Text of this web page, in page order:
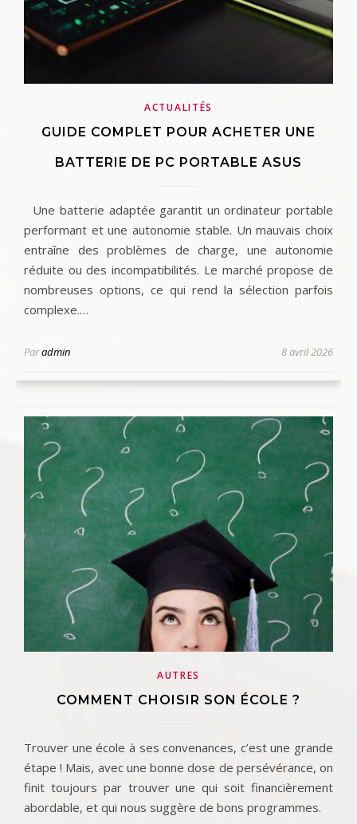
ACTUALITÉS
GUIDE COMPLET POUR ACHETER UNE
BATTERIE DE PC PORTABLE ASUS
Une batterie adaptée garantit un ordinateur portable
performant et une autonomie stable. Un mauvais choix
entraîne des problèmes de charge, une autonomie
réduite ou des incompatibilités. Le marché propose de
nombreuses options, ce qui rend la sélection parfois
complexe.…
Paradmin 8 avril 2026
AUTRES
COMMENT CHOISIR SON ÉCOLE ?
Trouver une école à ses convenances, c’est une grande
étape ! Mais, avec une bonne dose de persévérance, on
finit toujours par trouver une qui soit financièrement
abordable, et qui nous suggère de bons programmes.